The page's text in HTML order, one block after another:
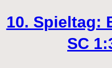
10. Spieltag:
SC